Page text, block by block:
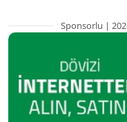
Sponsorlu |